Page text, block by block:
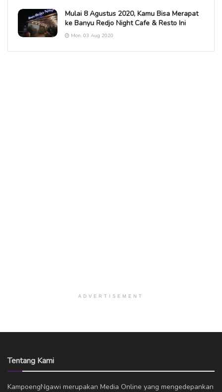
Mulai 8 Agustus 2020, Kamu Bisa Merapat
ke Banyu Redjo Night Cafe & Resto Ini
Mon, 03 Aug 2020
ADVERTISEMENT
Tentang Kami
KampoengNgawi merupakan Media Online yang mengedepankan